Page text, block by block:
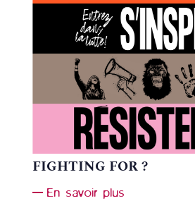
FIGHTING FOR ?
En savoir plus